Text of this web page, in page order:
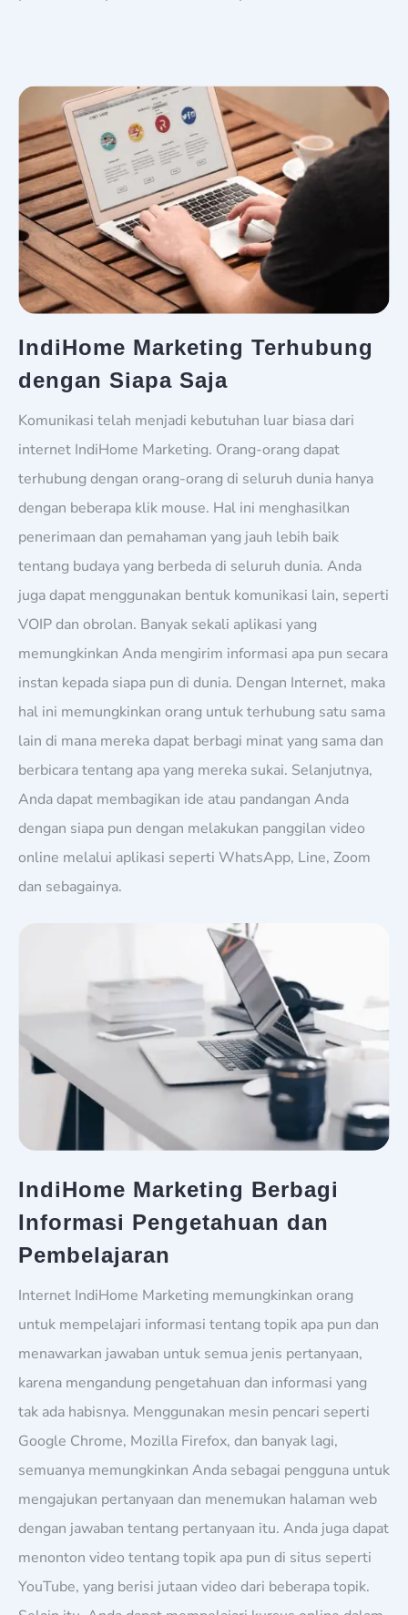
IndiHome Marketing Terhubung
dengan Siapa Saja
Komunikasi telah menjadi kebutuhan luar biasa dari
internet IndiHome Marketing. Orang-orang dapat
terhubung dengan orang-orang di seluruh dunia hanya
dengan beberapa klik mouse. Hal ini menghasilkan
penerimaan dan pemahaman yang jauh lebih baik
tentang budaya yang berbeda di seluruh dunia. Anda
juga dapat menggunakan bentuk komunikasi lain, seperti
VOIP dan obrolan. Banyak sekali aplikasi yang
memungkinkan Anda mengirim informasi apa pun secara
instan kepada siapa pun di dunia. Dengan Internet, maka
hal ini memungkinkan orang untuk terhubung satu sama
lain di mana mereka dapat berbagi minat yang sama dan
berbicara tentang apa yang mereka sukai. Selanjutnya,
Anda dapat membagikan ide atau pandangan Anda
dengan siapa pun dengan melakukan panggilan video
online melalui aplikasi seperti WhatsApp, Line, Zoom
dan sebagainya.
IndiHome Marketing Berbagi
Informasi Pengetahuan dan
Pembelajaran
Internet IndiHome Marketing memungkinkan orang
untuk mempelajari informasi tentang topik apa pun dan
menawarkan jawaban untuk semua jenis pertanyaan,
karena mengandung pengetahuan dan informasi yang
tak ada habisnya. Menggunakan mesin pencari seperti
Google Chrome, Mozilla Firefox, dan banyak lagi,
semuanya memungkinkan Anda sebagai pengguna untuk
mengajukan pertanyaan dan menemukan halaman web
dengan jawaban tentang pertanyaan itu. Anda juga dapat
menonton video tentang topik apa pun di situs seperti
YouTube, yang berisi jutaan video dari beberapa topik.